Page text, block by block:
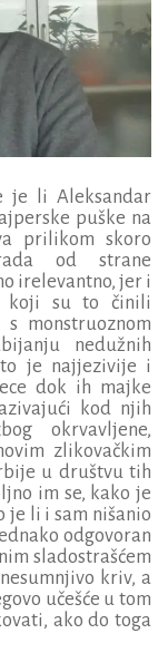
je li Aleksandar
puške na
prilikom skoro
od strane
irelevantno, jer i
koji su to činili
monstruoznom
nedužnih
je najjezivije i
dok ih majke
kod njih
okrvavljene,
zlikovačkim
u društvu tih
im se, kako je
je li i sam nišanio
odgovoran
sladostrašćem
kriv, a
učešće u tom
ako do toga